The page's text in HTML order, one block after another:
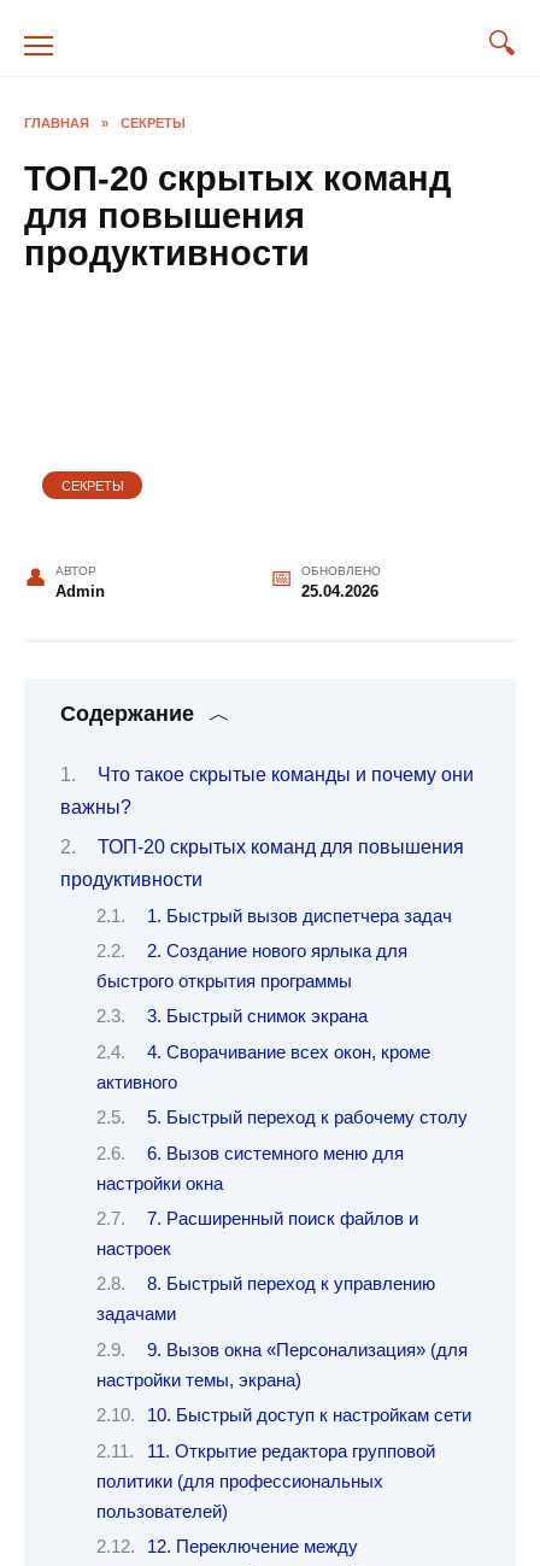
ГЛАВНАЯ » СЕКРЕТЫ
ТОП-20 скрытых команд
для повышения
продуктивности
СЕКРЕТЫ
АВТОР
Admin
ОБНОВЛЕНО
25.04.2026
Содержание
Что такое скрытые команды и почему они
важны?
ТОП-20 скрытых команд для повышения
продуктивности
1. Быстрый вызов диспетчера задач
2. Создание нового ярлыка для
быстрого открытия программы
3. Быстрый снимок экрана
4. Сворачивание всех окон, кроме
активного
5. Быстрый переход к рабочему столу
6. Вызов системного меню для
настройки окна
7. Расширенный поиск файлов и
настроек
8. Быстрый переход к управлению
задачами
9. Вызов окна «Персонализация» (для
настройки темы, экрана)
10. Быстрый доступ к настройкам сети
11. Открытие редактора групповой
политики (для профессиональных
пользователей)
12. Переключение между